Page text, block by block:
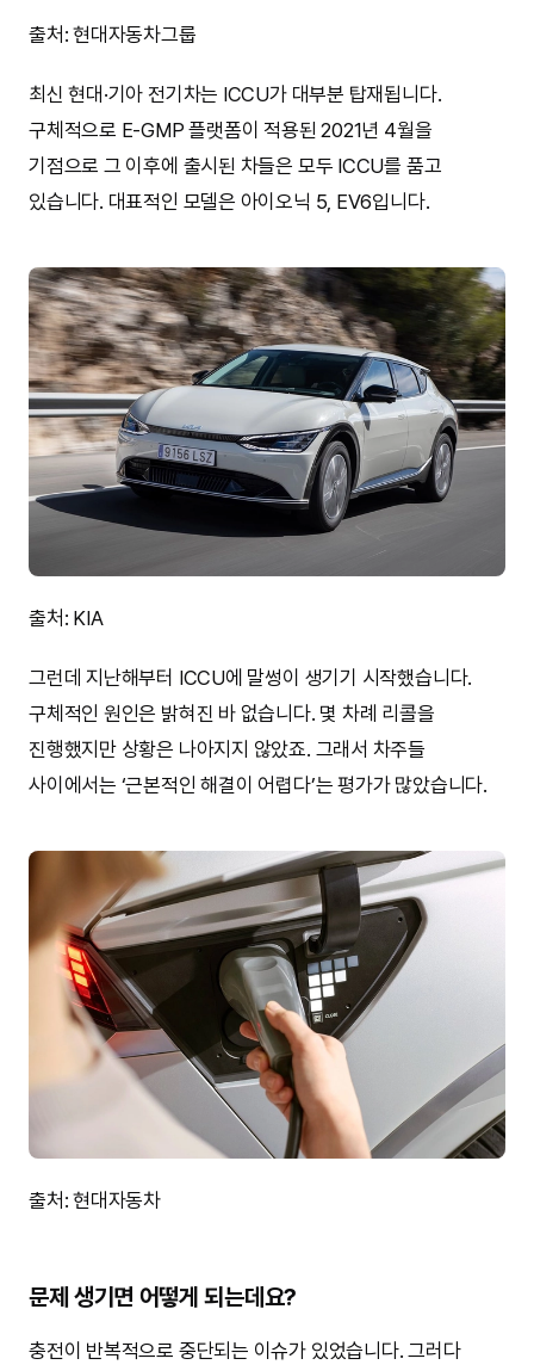
출처: 현대자동차그룹
최신 현대·기아 전기차는 ICCU가 대부분 탑재됩니다.
구체적으로 E-GMP 플랫폼이 적용된 2021년 4월을
기점으로 그 이후에 출시된 차들은 모두 ICCU를 품고
있습니다. 대표적인 모델은 아이오닉 5, EV6입니다.
출처: KIA
그런데 지난해부터 ICCU에 말썽이 생기기 시작했습니다.
구체적인 원인은 밝혀진 바 없습니다. 몇 차례 리콜을
진행했지만 상황은 나아지지 않았죠. 그래서 차주들
사이에서는 ‘근본적인 해결이 어렵다’는 평가가 많았습니다.
출처: 현대자동차
문제 생기면 어떻게 되는데요?
충전이 반복적으로 중단되는 이슈가 있었습니다. 그러다